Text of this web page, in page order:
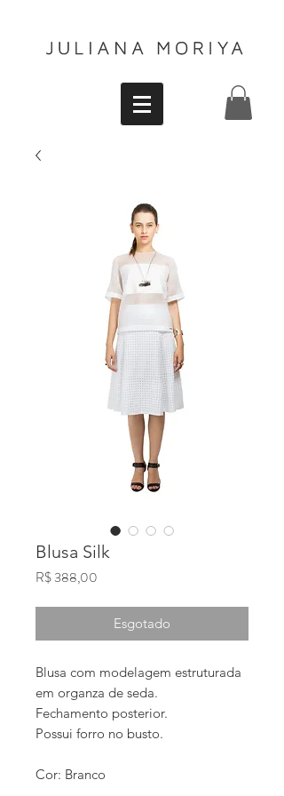
Blusa Silk
R$ 388,00
Esgotado
Blusa com modelagem estruturada
em organza de seda.
Fechamento posterior.
Possui forro no busto.
Cor: Branco